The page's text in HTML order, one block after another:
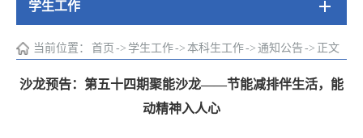
学生工作
当前位置： 首页 -> 学生工作-> 本科生工作-> 通知公告 -> 正文
沙龙预告：第五十四期聚能沙龙——节能减排伴生活，能
动精神入人心